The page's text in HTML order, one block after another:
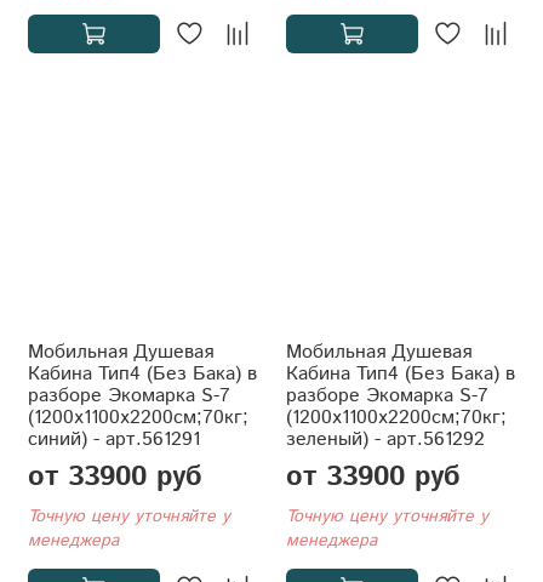
Мобильная Душевая
Кабина Тип4 (Без Бака) в
разборе Экомарка S-7
(1200x1100x2200см;70кг;
синий) - арт.561291
от 33900 руб
Точную цену уточняйте у
менеджера
Мобильная Душевая
Кабина Тип4 (Без Бака) в
разборе Экомарка S-7
(1200x1100x2200см;70кг;
зеленый) - арт.561292
от 33900 руб
Точную цену уточняйте у
менеджера